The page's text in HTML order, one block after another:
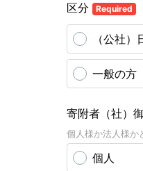
区分 Required
（公社
一般の方
寄附者（社）
個人様か法人様か
個人